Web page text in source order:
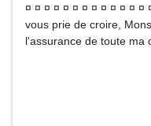
¤ ¤ ¤ ¤ ¤ ¤ ¤ ¤ ¤ ¤ ¤ ¤ ¤
vous prie de croire,
l'assurance de toute ma